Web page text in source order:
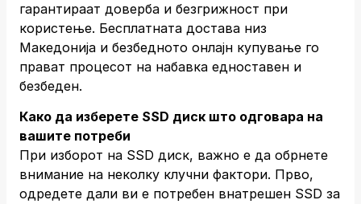
гарантираат доверба и безгрижност при
користење. Бесплатната достава низ
Македонија и безбедното онлајн купување го
прават процесот на набавка едноставен и
безбеден.
Како да изберете SSD диск што одговара на
вашите потреби
При изборот на SSD диск, важно е да обрнете
внимание на неколку клучни фактори. Прво,
одредете дали ви е потребен внатрешен SSD за